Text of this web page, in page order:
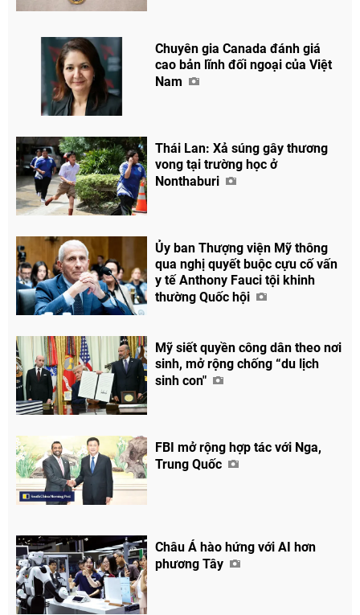
Chuyên gia Canada đánh giá
cao bản lĩnh đối ngoại của Việt
Nam
Thái Lan: Xả súng gây thương
vong tại trường học ở
Nonthaburi
Ủy ban Thượng viện Mỹ thông
qua nghị quyết buộc cựu cố vấn
y tế Anthony Fauci tội khinh
thường Quốc hội
Mỹ siết quyền công dân theo nơi
sinh, mở rộng chống “du lịch
sinh con"
FBI mở rộng hợp tác với Nga,
Trung Quốc
Châu Á hào hứng với AI hơn
phương Tây